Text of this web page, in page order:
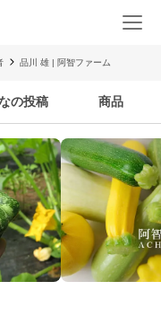
品川 雄 | 阿智ファーム
の投稿 商品